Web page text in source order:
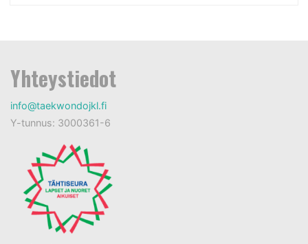
Yhteystiedot
info@taekwondojkl.fi
Y-tunnus: 3000361-6